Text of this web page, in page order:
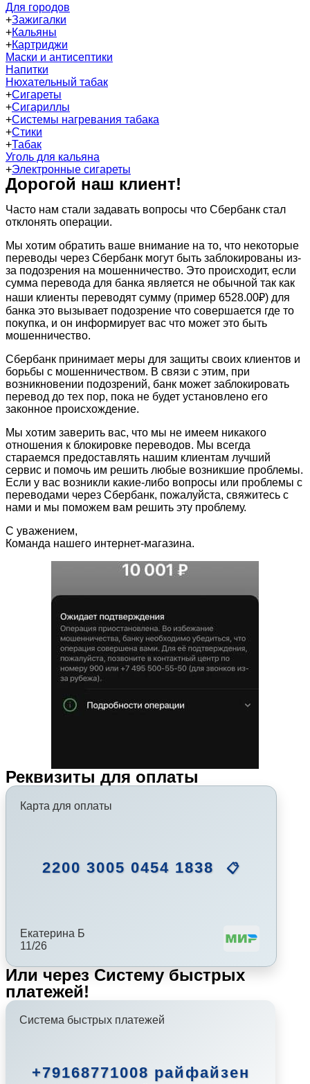
Для городов
+Зажигалки
+Кальяны
+Картриджи
Маски и антисептики
Напитки
Нюхательный табак
+Сигареты
+Сигариллы
+Системы нагревания табака
+Стики
+Табак
Уголь для кальяна
+Электронные сигареты
Дорогой наш клиент!
Часто нам стали задавать вопросы что Сбербанк стал
отклонять операции.
Мы хотим обратить ваше внимание на то, что некоторые
переводы через Сбербанк могут быть заблокированы из-
за подозрения на мошенничество. Это происходит, если
сумма перевода для банка является не обычной так как
наши клиенты переводят сумму (пример 6528.00₽) для
банка это вызывает подозрение что совершается где то
покупка, и он информирует вас что может это быть
мошенничество.
Сбербанк принимает меры для защиты своих клиентов и
борьбы с мошенничеством. В связи с этим, при
возникновении подозрений, банк может заблокировать
перевод до тех пор, пока не будет установлено его
законное происхождение.
Мы хотим заверить вас, что мы не имеем никакого
отношения к блокировке переводов. Мы всегда
стараемся предоставлять нашим клиентам лучший
сервис и помочь им решить любые возникшие проблемы.
Если у вас возникли какие-либо вопросы или проблемы с
переводами через Сбербанк, пожалуйста, свяжитесь с
нами и мы поможем вам решить эту проблему.
С уважением,
Команда нашего интернет-магазина.
Реквизиты для оплаты
Карта для оплаты
2200 3005 0454 1838 📋
Екатерина Б
11/26
Или через Систему быстрых
платежей!
Система быстрых платежей
+79168771008 райфайзен